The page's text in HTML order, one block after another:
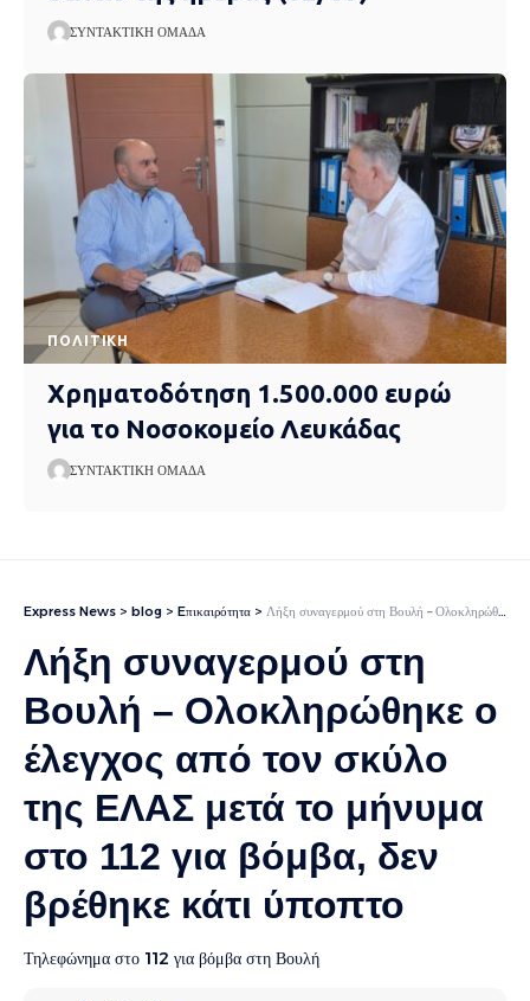
ΣΥΝΤΑΚΤΙΚΉ ΟΜΆΔΑ
ΠΟΛΙΤΙΚΉ
Χρηματοδότηση 1.500.000 ευρώ
για το Νοσοκομείο Λευκάδας
ΣΥΝΤΑΚΤΙΚΉ ΟΜΆΔΑ
Express News > blog > Eπικαιρότητα > Λήξη συναγερμού στη Βουλή – Ολοκληρώθηκε ο έλεγχος από τον σκύλο της ΕΛΑΣ μετά το μήνυμα στο 112 για βόμβα, δεν βρέθηκε κάτι ύποπτο
Λήξη συναγερμού στη
Βουλή – Ολοκληρώθηκε ο
έλεγχος από τον σκύλο
της ΕΛΑΣ μετά το μήνυμα
στο 112 για βόμβα, δεν
βρέθηκε κάτι ύποπτο
Τηλεφώνημα στο 112 για βόμβα στη Βουλή